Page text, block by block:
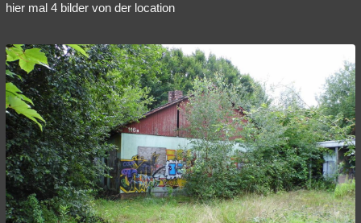
hier mal 4 bilder von der location